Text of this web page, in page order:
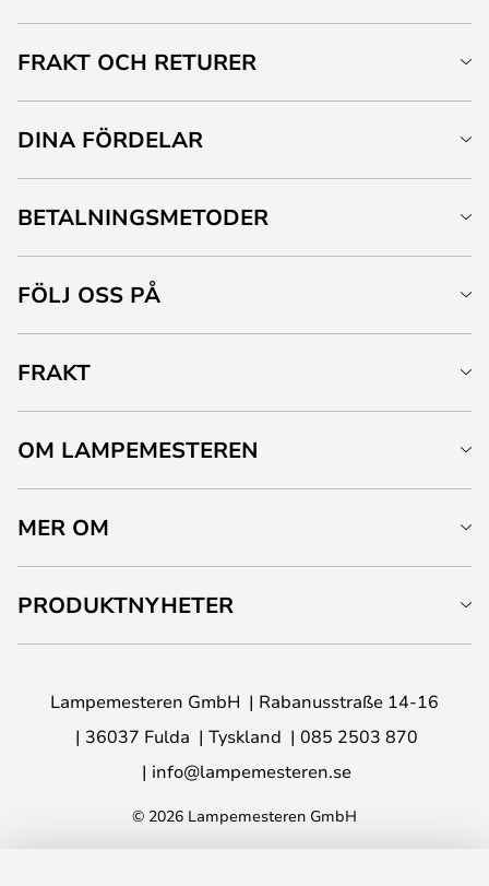
FRAKT OCH RETURER
DINA FÖRDELAR
BETALNINGSMETODER
FÖLJ OSS PÅ
FRAKT
OM LAMPEMESTEREN
MER OM
PRODUKTNYHETER
Lampemesteren GmbH
Rabanusstraße 14-16
36037 Fulda
Tyskland
085 2503 870
info@lampemesteren.se
© 2026 Lampemesteren GmbH